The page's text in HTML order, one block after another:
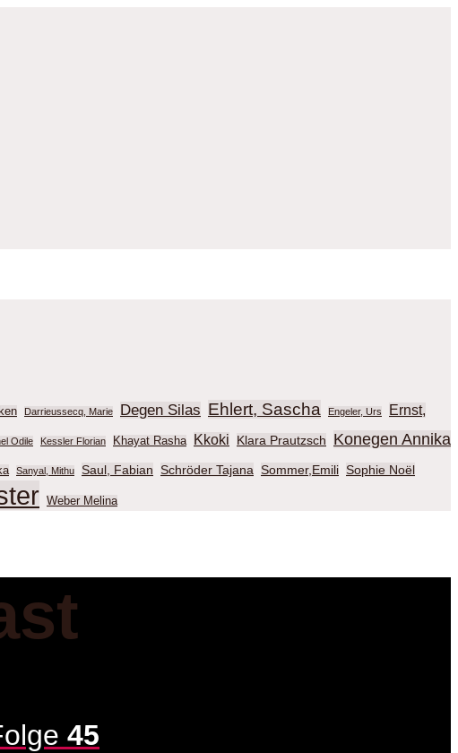
Darrieussecq, Marie Degen Silas Ehlert, Sascha Engeler, Urs
Ernst,
Odile Kessler Florian Khayat Rasha Kkoki Klara Prautzsch Konegen Annika
Sanyal, Mithu Saul, Fabian Schröder Tajana Sommer,Emili Sophie Noël
Weber Melina
45